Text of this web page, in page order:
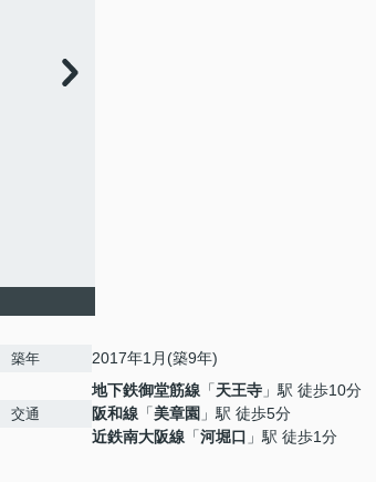
築年 2017年1月(築9年)
交通
地下鉄御堂筋線 「天王寺 」駅 徒歩10分
阪和線 「美章園 」駅 徒歩5分
近鉄南大阪線 「河堀口 」駅 徒歩1分